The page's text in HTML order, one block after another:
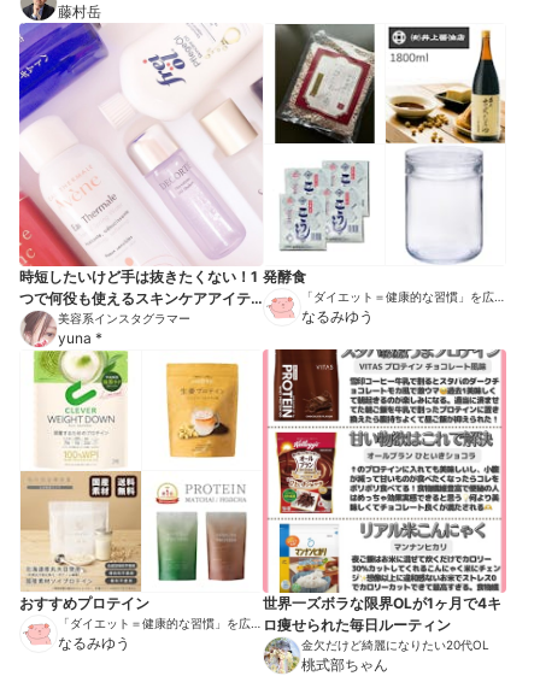
藤村岳
時短したいけど手は抜きたくない！1
つで何役も使えるスキンケアアイテ
ム10選♪美容系インスタグラマー
yuna *
発酵食
「ダイエット＝健康的な習慣」を広め
る伝道師
なるみゆう
おすすめプロテイン
「ダイエット＝健康的な習慣」を広め
る伝道師
なるみゆう
世界一ズボラな限界OLが1ヶ月で4キ
ロ痩せられた毎日ルーティン
金欠だけど綺麗になりたい20代OL
桃式部ちゃん